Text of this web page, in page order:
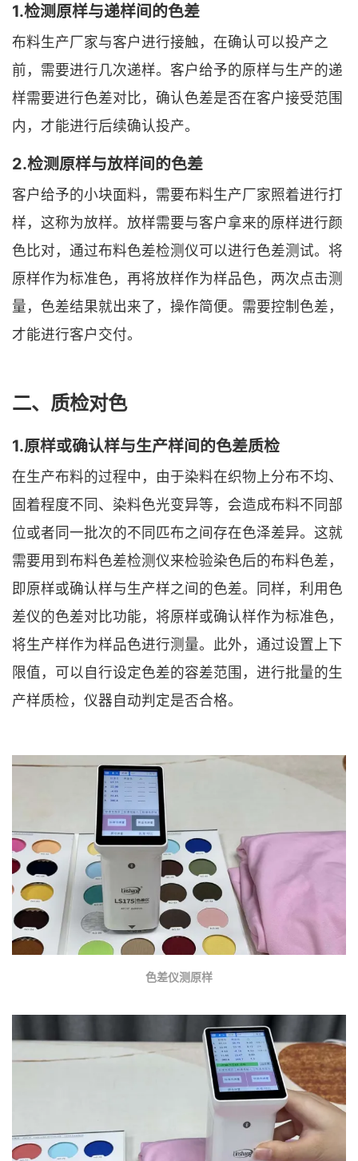
1.检测原样与递样间的色差
布料生产厂家与客户进行接触，在确认可以投产之
前，需要进行几次递样。客户给予的原样与生产的递
样需要进行色差对比，确认色差是否在客户接受范围
内，才能进行后续确认投产。
2.检测原样与放样间的色差
客户给予的小块面料，需要布料生产厂家照着进行打
样，这称为放样。放样需要与客户拿来的原样进行颜
色比对，通过布料色差检测仪可以进行色差测试。将
原样作为标准色，再将放样作为样品色，两次点击测
量，色差结果就出来了，操作简便。需要控制色差，
才能进行客户交付。
二、质检对色
1.原样或确认样与生产样间的色差质检
在生产布料的过程中，由于染料在织物上分布不均、
固着程度不同、染料色光变异等，会造成布料不同部
位或者同一批次的不同匹布之间存在色泽差异。这就
需要用到布料色差检测仪来检验染色后的布料色差，
即原样或确认样与生产样之间的色差。同样，利用色
差仪的色差对比功能，将原样或确认样作为标准色，
将生产样作为样品色进行测量。此外，通过设置上下
限值，可以自行设定色差的容差范围，进行批量的生
产样质检，仪器自动判定是否合格。
色差仪测原样